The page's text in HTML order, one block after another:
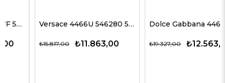
Versace 4466U 546280 54 G Kadın Güneş Gözlükleri
₺11.863,00
₺15.817,00
Dolce Gabbana 4469 501/87 59 G Kadın Güneş Gözlükleri
₺12.563,00
₺19.327,00